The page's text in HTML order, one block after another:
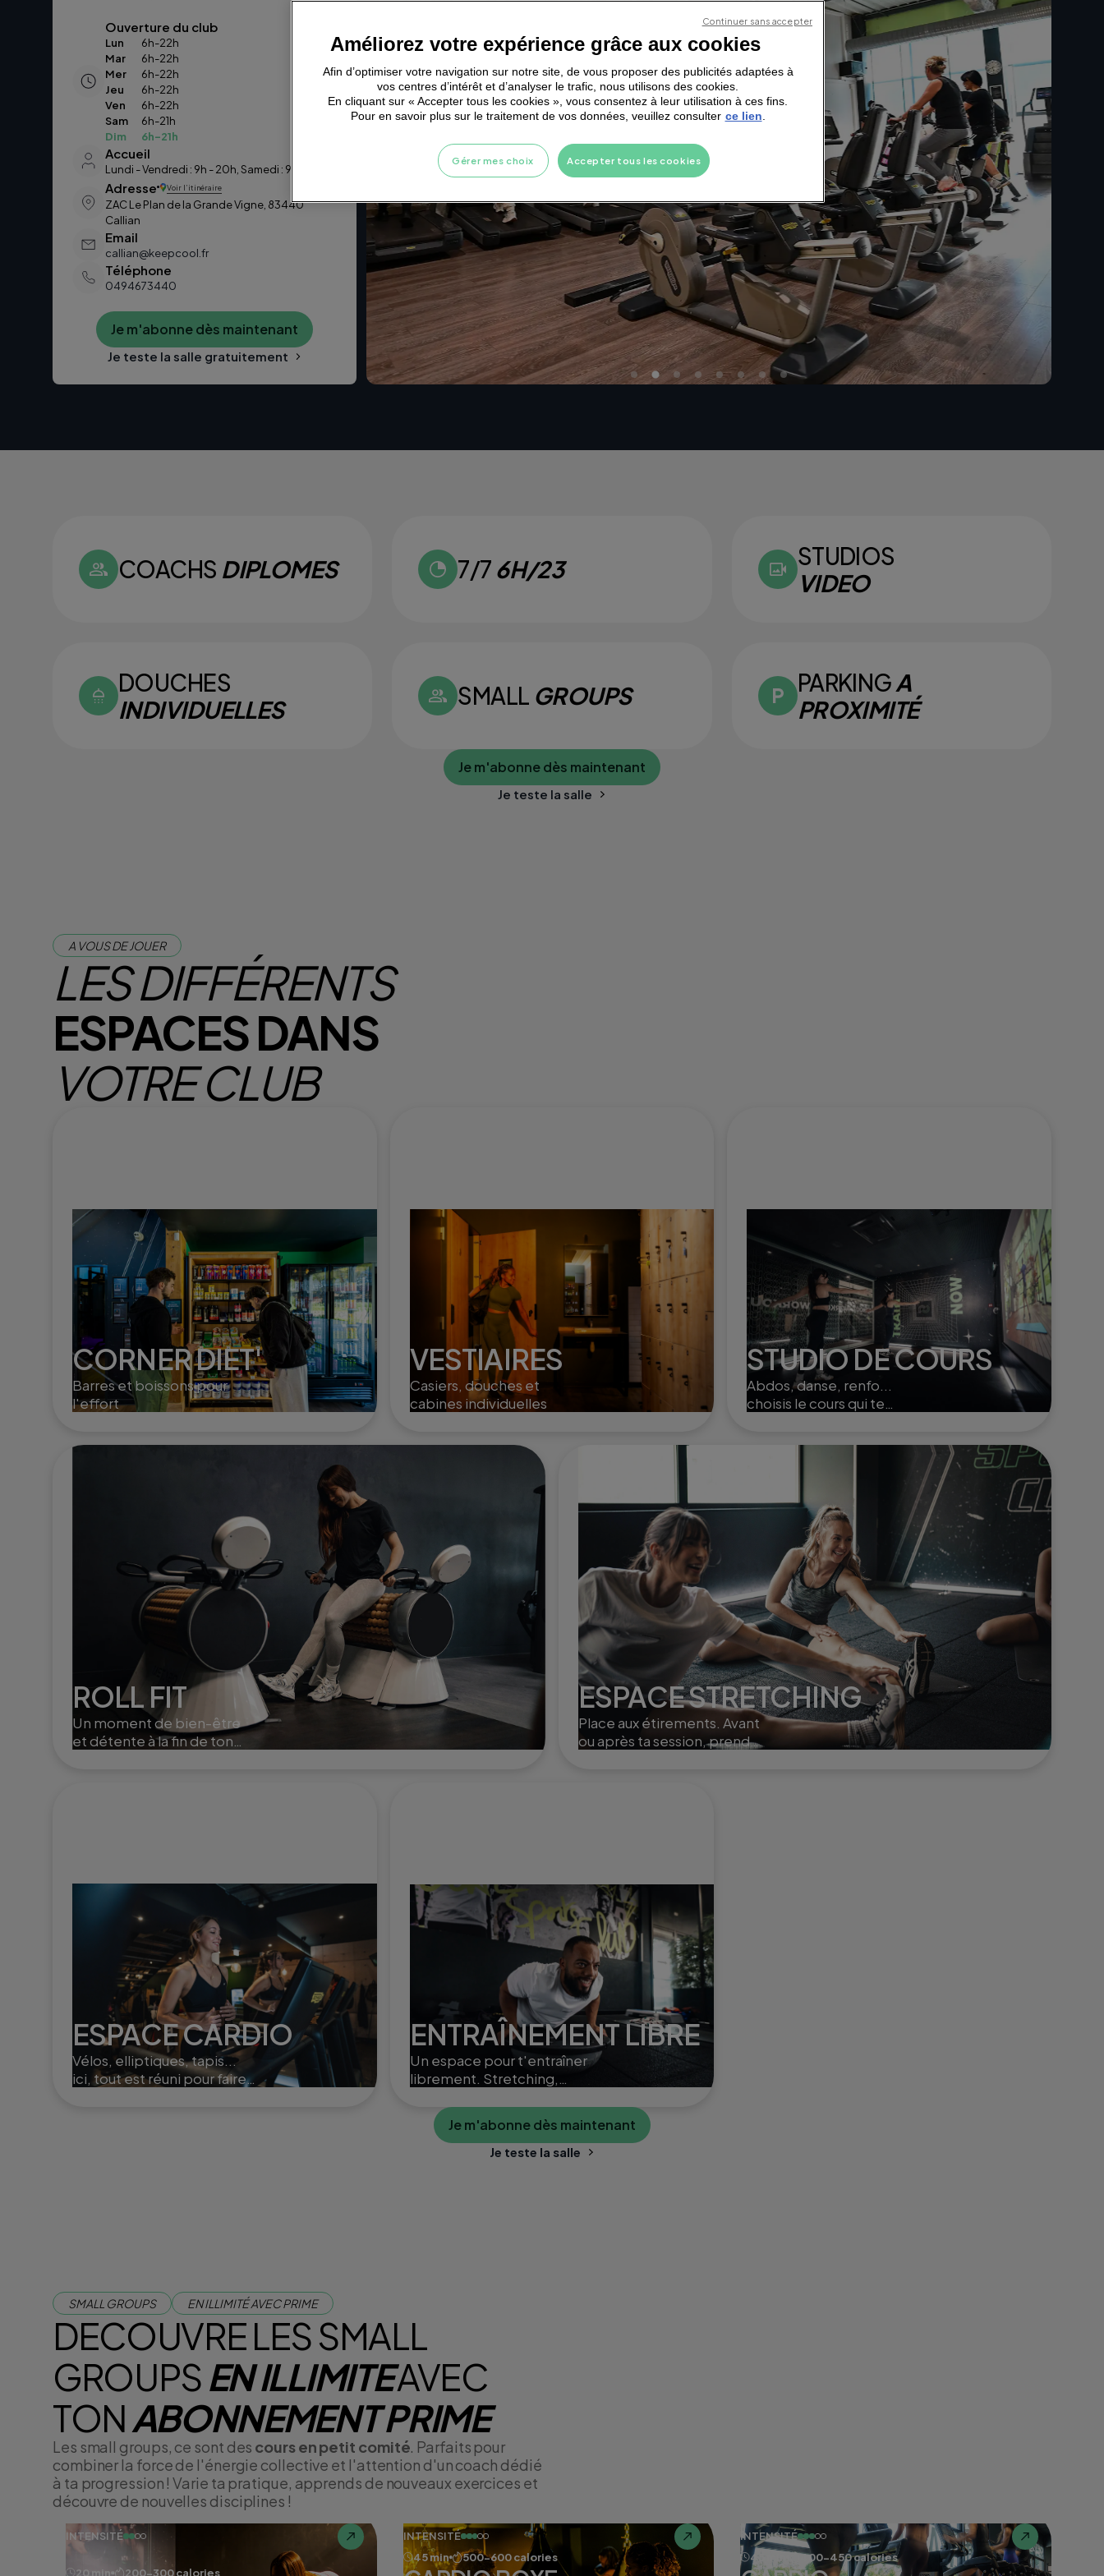
Ouverture du club
Lun
6h-22h
Mar
6h-22h
Mer
6h-22h
Jeu
6h-22h
Ven
6h-22h
Sam
6h-21h
Dim
6h-21h
Accueil
Lundi - Vendredi : 9h - 20h, Samedi : 9h - 18h
Adresse Voir l’itinéraire
ZAC Le Plan de la Grande Vigne, 83440
Callian
Email
callian@keepcool.fr
Téléphone
0494673440
Je m'abonne dès maintenant
Je teste la salle gratuitement
COACHS DIPLOMES 7/7 6H/23
STUDIOS
VIDEO
DOUCHES
INDIVIDUELLES
SMALL GROUPS PARKINGA
PROXIMITÉ
Je m'abonne dès maintenant
Je teste la salle
A VOUS DE JOUER
LES DIFFÉRENTS
ESPACES DANS
VOTRE CLUB
CORNER DIET'
Barres et boissons pour
l'effort
VESTIAIRES
Casiers, douches et
cabines individuelles
STUDIO DE COURS
Abdos, danse, renfo...
choisis le cours qui te
ROLL FIT
Un moment de bien-être
et détente à la fin de ton
ESPACE STRETCHING
Place aux étirements. Avant
ou après ta session, prends
ESPACE CARDIO
Vélos, elliptiques, tapis...
ici, tout est réuni pour faire
ENTRAÎNEMENT LIBRE
Un espace pour t'entraîner
librement. Stretching,
Training, selon ton rythme
et tes envies.
Je m'abonne dès maintenant
Je teste la salle
SMALL GROUPS EN ILLIMITÉ AVEC PRIME
DECOUVRE LES SMALL
GROUPSEN ILLIMITEAVEC
TONABONNEMENT PRIME
Les small groups, ce sont des cours en petit comité. Parfaits pour
combiner la force de l'énergie collective et l'attention d'un coach dédié
à ta progression ! Varie ta pratique, apprends de nouveaux exercices et
découvre de nouvelles disciplines !
INTENSITÉ
20 min 200-300 calories
INTENSITÉ
45 min
500-600 calories
INTENSITÉ
45 min
400-450 calories
Améliorez votre expérience grâce aux cookies
Afin d’optimiser votre navigation sur notre site, de vous proposer des publicités adaptées à
vos centres d’intérêt et d’analyser le trafic, nous utilisons des cookies.
En cliquant sur « Accepter tous les cookies », vous consentez à leur utilisation à ces fins.
Pour en savoir plus sur le traitement de vos données, veuillez consulter ce lien
Accepter tous les cookies
Gérer mes choix
Continuer sans accepter